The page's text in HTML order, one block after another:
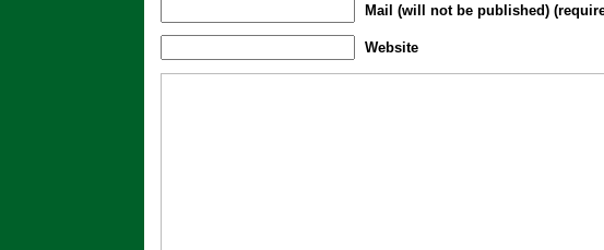
Mail (will not be published)
Website